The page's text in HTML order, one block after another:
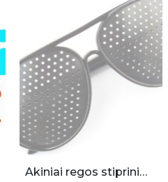
Akiniai regos stiprinimui